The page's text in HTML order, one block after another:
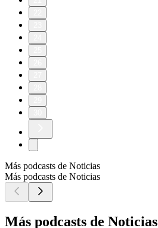
Más podcasts de Noticias
Más podcasts de Noticias
Más podcasts de Noticias